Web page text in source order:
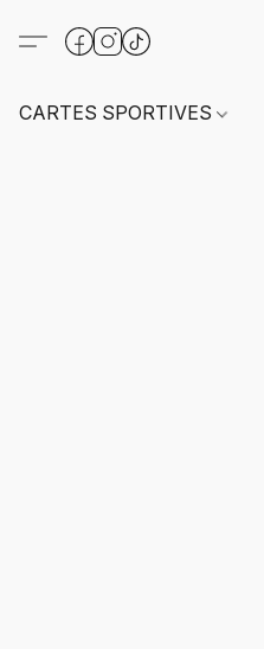
CARTES SPORTIVES